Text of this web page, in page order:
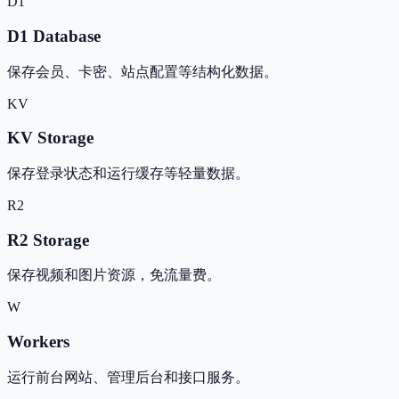
D1 Database
保存会员、卡密、站点配置等结构化数据。
KV
KV Storage
保存登录状态和运行缓存等轻量数据。
R2
R2 Storage
保存视频和图片资源，免流量费。
W
Workers
运行前台网站、管理后台和接口服务。